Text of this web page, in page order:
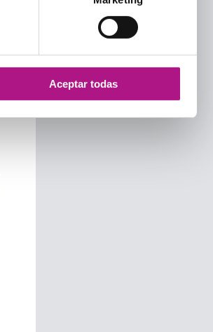
Aceptar todas